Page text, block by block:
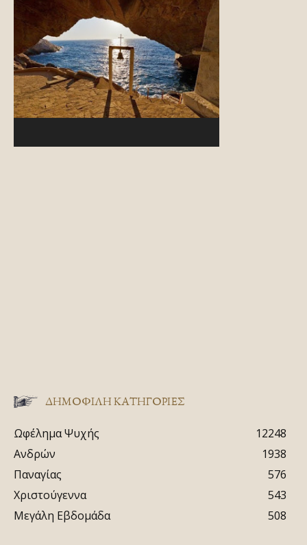
ΔΗΜΟΦΙΛΗ ΚΑΤΗΓΟΡΙΕΣ
Ωφέλημα Ψυχής
12248
Ανδρών
1938
Παναγίας
576
Χριστούγεννα
543
Μεγάλη Εβδομάδα
508